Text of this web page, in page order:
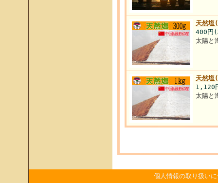
天然
400円
太陽と
天然
1,120
太陽と
個人情報の取り扱い